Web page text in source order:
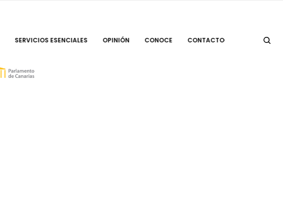
SERVICIOS ESENCIALES OPINIÓN CONOCE CONTACTO